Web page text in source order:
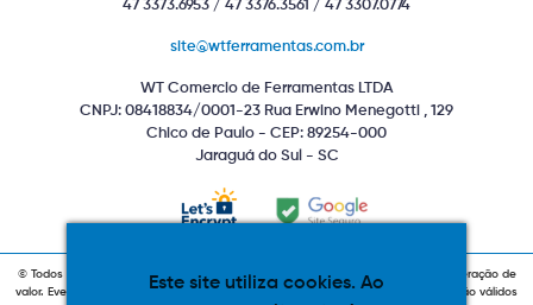
47 3373.6953 / 47 3376.3561 / 47 3307.0774
site@wtferramentas.com.br
WT Comercio de Ferramentas LTDA
CNPJ: 08418834/0001-23 Rua Erwino Menegotti , 129
Chico de Paulo - CEP: 89254-000
Jaraguá do Sul - SC
© Todos os direitos reservados. Produtos com estoque indiponível sujeitos a alteração de
valor. Eventuais promoções, descontos e prazos de pagamento expostos aqui são válidos
Este site utiliza cookies. Ao